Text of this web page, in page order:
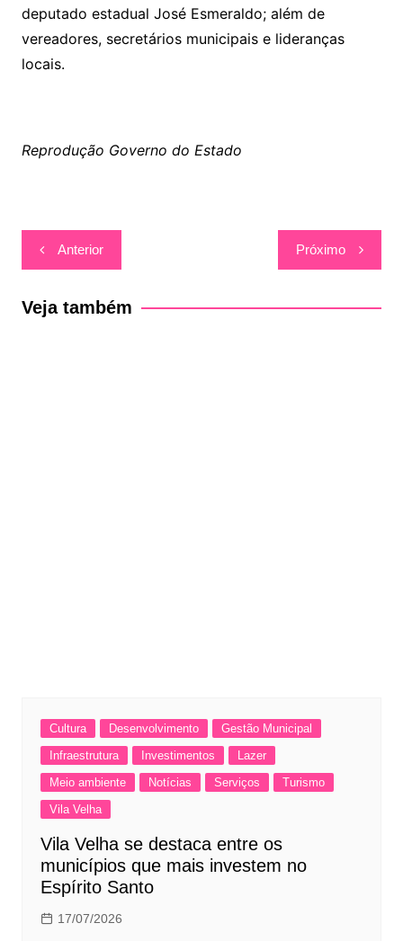
deputado estadual José Esmeraldo; além de
vereadores, secretários municipais e lideranças
locais.
Reprodução Governo do Estado
Navegação
de
Post
Anterior Próximo
Veja também
Cultura Desenvolvimento
Gestão Municipal
Infraestrutura
Investimentos
Lazer
Meio ambiente
Notícias Serviços
Turismo
Vila Velha
Vila Velha se destaca entre os
municípios que mais investem no
Espírito Santo
17/07/2026